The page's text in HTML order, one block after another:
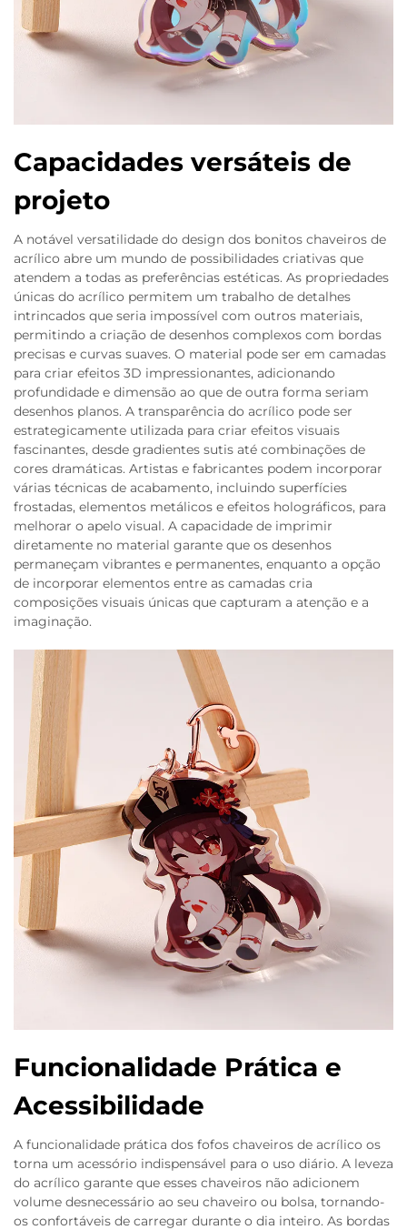
Capacidades versáteis de
projeto
A notável versatilidade do design dos bonitos chaveiros de
acrílico abre um mundo de possibilidades criativas que
atendem a todas as preferências estéticas. As propriedades
únicas do acrílico permitem um trabalho de detalhes
intrincados que seria impossível com outros materiais,
permitindo a criação de desenhos complexos com bordas
precisas e curvas suaves. O material pode ser em camadas
para criar efeitos 3D impressionantes, adicionando
profundidade e dimensão ao que de outra forma seriam
desenhos planos. A transparência do acrílico pode ser
estrategicamente utilizada para criar efeitos visuais
fascinantes, desde gradientes sutis até combinações de
cores dramáticas. Artistas e fabricantes podem incorporar
várias técnicas de acabamento, incluindo superfícies
frostadas, elementos metálicos e efeitos holográficos, para
melhorar o apelo visual. A capacidade de imprimir
diretamente no material garante que os desenhos
permaneçam vibrantes e permanentes, enquanto a opção
de incorporar elementos entre as camadas cria
composições visuais únicas que capturam a atenção e a
imaginação.
Funcionalidade Prática e
Acessibilidade
A funcionalidade prática dos fofos chaveiros de acrílico os
torna um acessório indispensável para o uso diário. A leveza
do acrílico garante que esses chaveiros não adicionem
volume desnecessário ao seu chaveiro ou bolsa, tornando-
os confortáveis de carregar durante o dia inteiro. As bordas